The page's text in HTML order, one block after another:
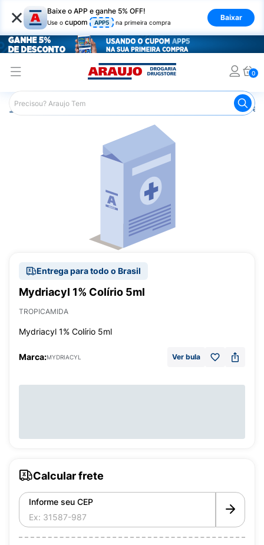
× Baixe o APP e ganhe 5% OFF!
Use o cupom APP5 na primeira compra
Baixar
0
Araujo Medicamentos Colírio para
Entrega para todo o Brasil
Mydriacyl 1% Colírio 5ml
TROPICAMIDA
Mydriacyl 1% Colírio 5ml
Marca:MYDRIACYL Ver bula
Calcular frete
Informe seu CEP